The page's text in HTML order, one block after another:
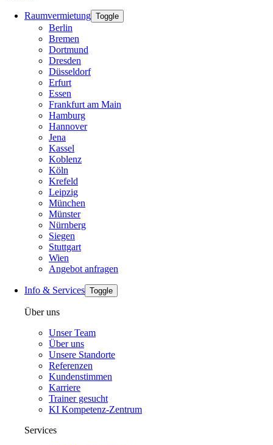
Raumvermietung Toggle
Berlin
Bremen
Dortmund
Dresden
Düsseldorf
Erfurt
Essen
Frankfurt am Main
Hamburg
Hannover
Jena
Kassel
Koblenz
Köln
Krefeld
Leipzig
München
Münster
Nürnberg
Siegen
Stuttgart
Wien
Angebot anfragen
Info & Services Toggle
Über uns
Unser Team
Über uns
Unsere Standorte
Referenzen
Kundenstimmen
Karriere
Trainer gesucht
KI Kompetenz-Zentrum
Services